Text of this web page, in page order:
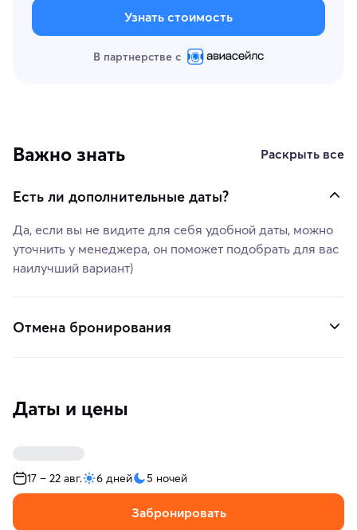
Узнать стоимость
В партнерстве с
Важно знать Раскрыть все
Есть ли дополнительные даты?
Да, если вы не видите для себя удобной даты, можно
уточнить у менеджера, он поможет подобрать для вас
наилучший вариант)
Отмена бронирования
Даты и цены
17 – 22 авг. 6 дней 5 ночей
Забронировать